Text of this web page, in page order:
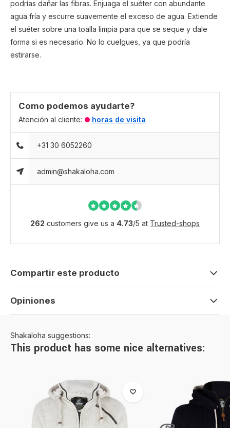
podrías dañar las fibras. Enjuaga el suéter con abundante
agua fría y escurre suavemente el exceso de agua. Extiende
el suéter sobre una toalla limpia para que se seque y dale
forma si es necesario. No lo cuelgues, ya que podría
estirarse.
Como podemos ayudarte?
Atención al cliente: horas de visita
+31 30 6052260
admin@shakaloha.com
262 customers give us a 4.73/5 at Trusted-shops
Compartir este producto
Opiniones
Shakaloha suggestions:
This product has some nice alternatives: